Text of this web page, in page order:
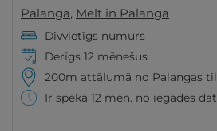
Palanga, Melt in Palanga
Divvietīgs numurs
Derīgs 12 mēnešus
200m attālumā no Palangas
Ir spēkā 12 mēn. no iegādes